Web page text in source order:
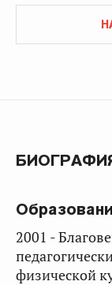
2001 -
физической